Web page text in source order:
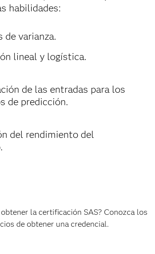
habilidades:
de varianza.
lineal y logística.
de las entradas para los
de predicción.
del rendimiento del
la certificación SAS? Conozca los
de obtener una credencial.